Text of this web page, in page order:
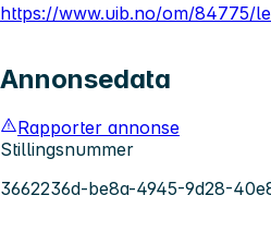
https://www.uib.no/om/84775/
Annonsedata
Rapporter annonse
Stillingsnummer
3662236d-be8a-4945-9d28-